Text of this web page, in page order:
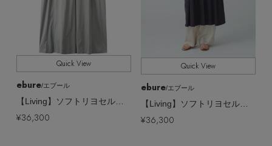
Quick View
ebure/エブール
【Living】ソフトリヨセルコットンスムース ロングスリーブTワンピース
¥36,300
Quick View
ebure/エブール
【Living】ソフトリヨセルコットンスムース ロングスリーブTワンピース
¥36,300